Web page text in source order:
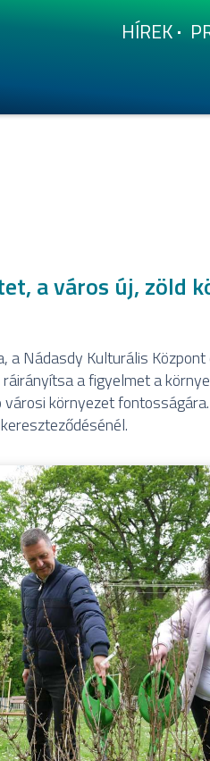
HÍ­REK
a város új, zöld
a Nádasdy Kulturális
a figyelmet a
környezet